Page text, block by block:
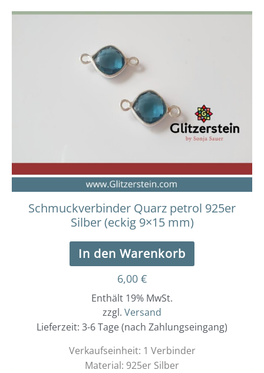
Schmuckverbinder Quarz petrol 925er
Silber (eckig 9×15 mm)
In den Warenkorb
6,00 €
Enthält 19% MwSt.
zzgl. Versand
Lieferzeit: 3-6 Tage (nach Zahlungseingang)
Verkaufseinheit: 1 Verbinder
Material: 925er Silber